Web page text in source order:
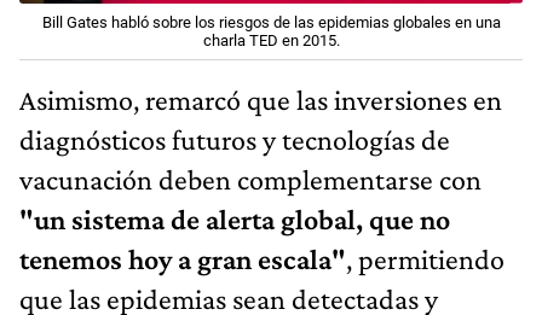
Bill Gates habló sobre los riesgos de las epidemias globales en una
charla TED en 2015.
Asimismo, remarcó que las inversiones en
diagnósticos futuros y tecnologías de
vacunación deben complementarse con
"un sistema de alerta global, que no
tenemos hoy a gran escala", permitiendo
que las epidemias sean detectadas y